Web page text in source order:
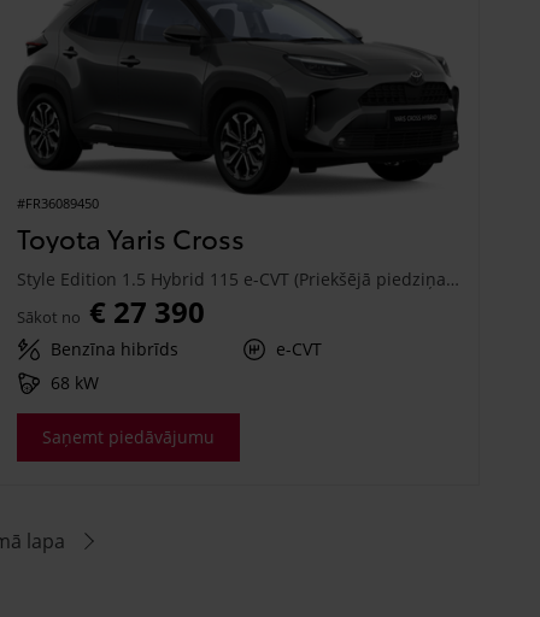
#FR36089450
Toyota Yaris Cross
Style Edition 1.5 Hybrid 115 e-CVT (Priekšējā piedziņa) (68 kW)
Sākot no € 27 390
Benzīna hibrīds
e-CVT
68 kW
Saņemt piedāvājumu
lapa